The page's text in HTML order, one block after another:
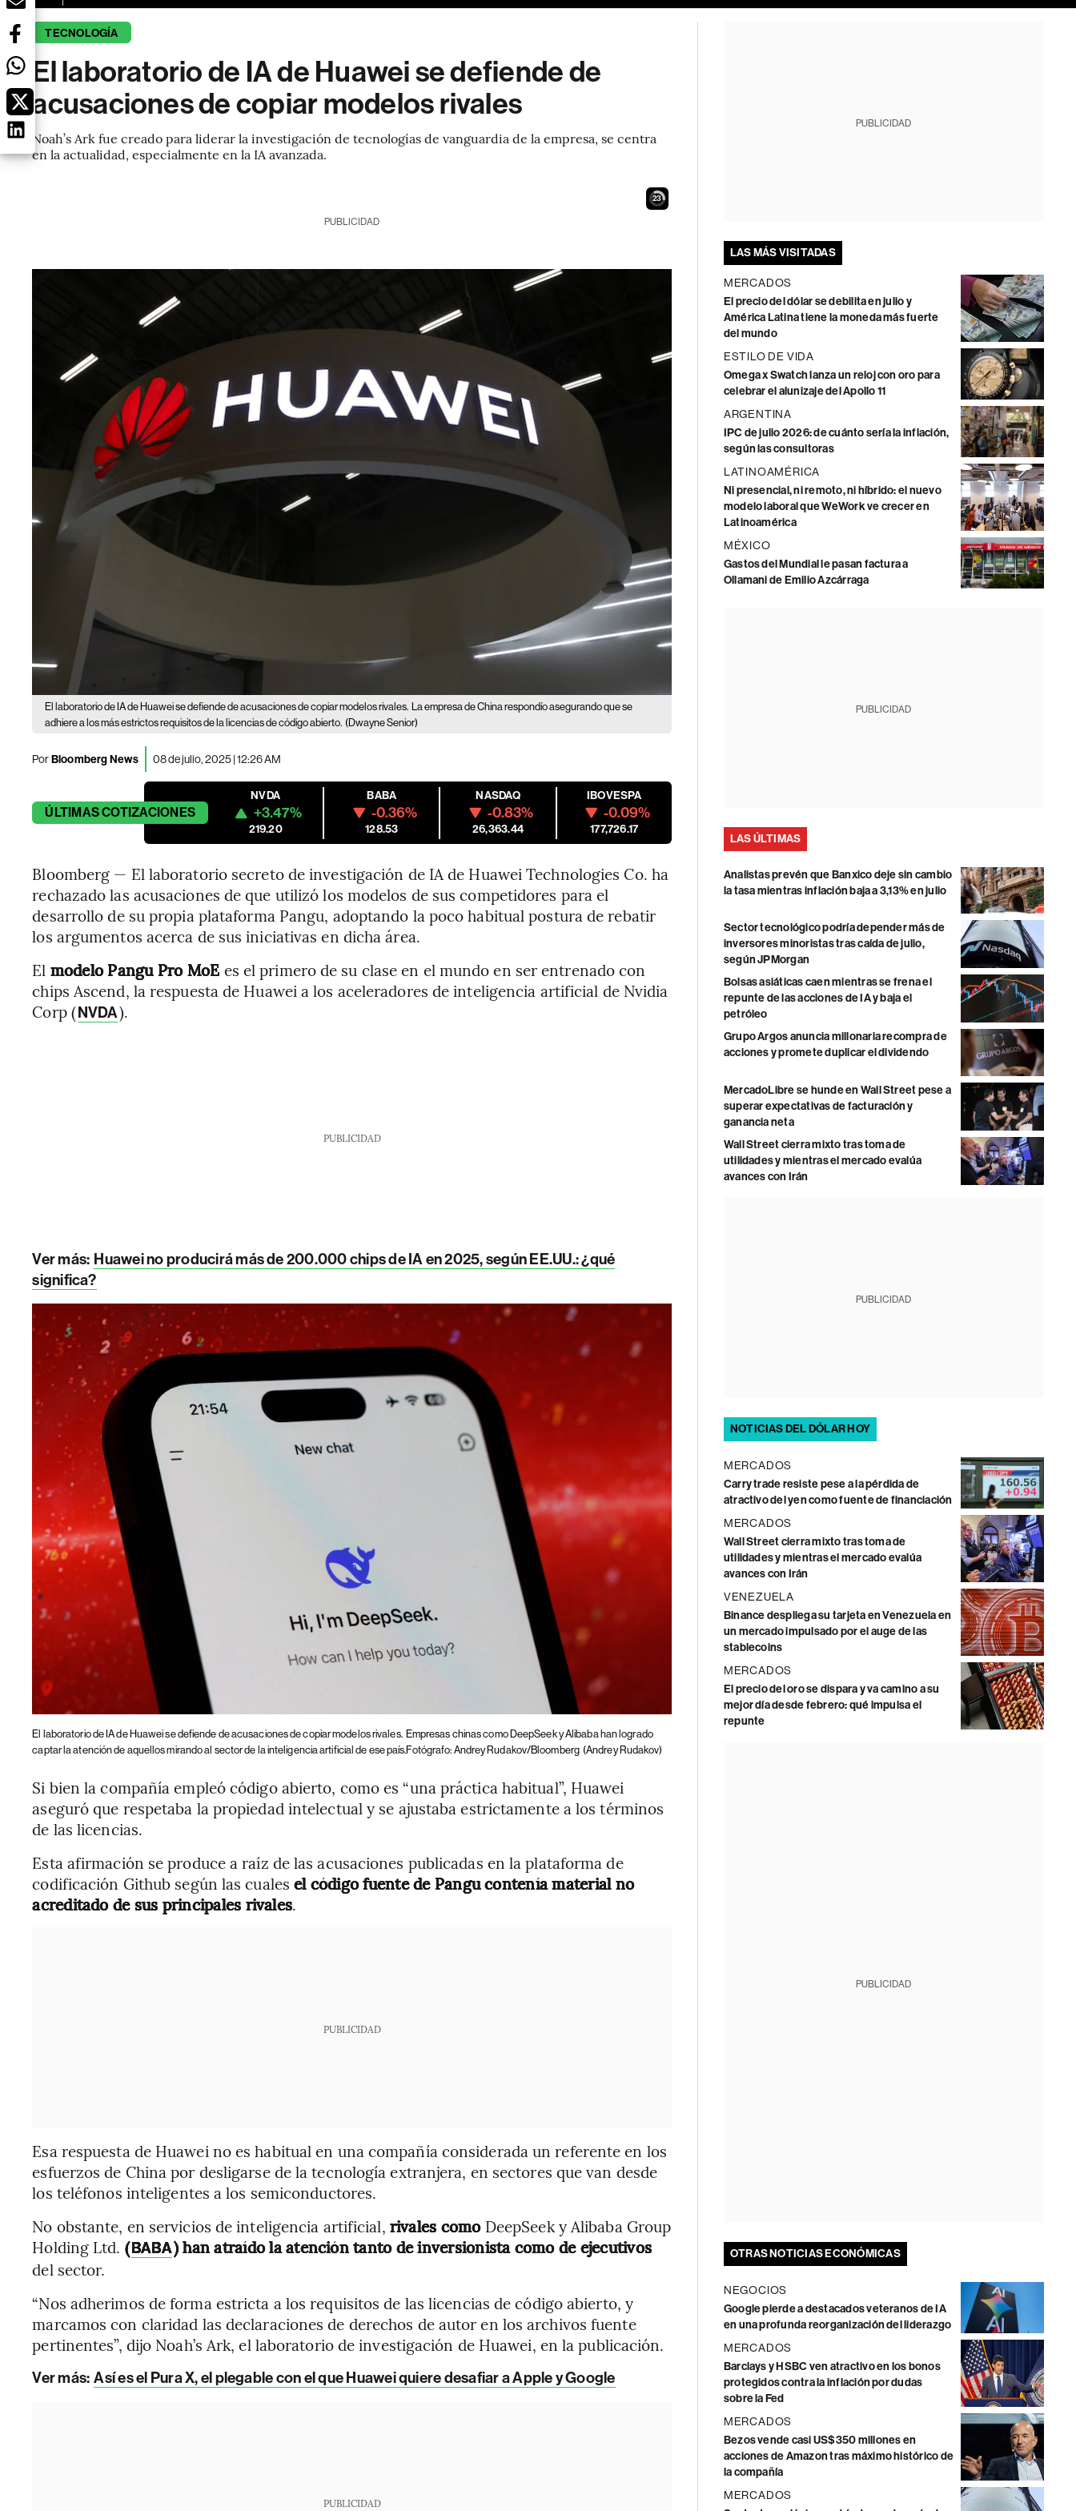
TECNOLOGÍA
El laboratorio de IA de Huawei se defiende de
acusaciones de copiar modelos rivales
Noah’s Ark fue creado para liderar la investigación de tecnologías de vanguardia de la empresa, se centra
en la actualidad, especialmente en la IA avanzada.
21
PUBLICIDAD
El laboratorio de IA de Huawei se defiende de acusaciones de copiar modelos rivales. La empresa de China respondío asegurando que se
adhiere a los más estrictos requisitos de la licencias de código abierto. (Dwayne Senior)
PorBloomberg News 08 de julio, 2025 | 12:26 AM
ÚLTIMASCOTIZACIONES
NVDA
+3.47%
219.20
BABA
-0.36%
128.53
NASDAQ
-0.83%
26,363.44
IBOVESPA
-0.09%
177,726.17
Bloomberg — El laboratorio secreto de investigación de IA de Huawei Technologies Co. ha
rechazado las acusaciones de que utilizó los modelos de sus competidores para el
desarrollo de su propia plataforma Pangu, adoptando la poco habitual postura de rebatir
los argumentos acerca de sus iniciativas en dicha área.
El modelo Pangu Pro MoE es el primero de su clase en el mundo en ser entrenado con
chips Ascend, la respuesta de Huawei a los aceleradores de inteligencia artificial de Nvidia
Corp (NVDA).
PUBLICIDAD
Ver más: Huawei no producirá más de 200.000 chips de IA en 2025, según EE.UU.: ¿qué
significa?
El laboratorio de IA de Huawei se defiende de acusaciones de copiar modelos rivales. Empresas chinas como DeepSeek y Alibaba han logrado
captar la atención de aquellos mirando al sector de la inteligencia artificial de ese país.Fotógrafo: Andrey Rudakov/Bloomberg (Andrey Rudakov)
Si bien la compañía empleó código abierto, como es “una práctica habitual”, Huawei
aseguró que respetaba la propiedad intelectual y se ajustaba estrictamente a los términos
de las licencias.
Esta afirmación se produce a raíz de las acusaciones publicadas en la plataforma de
codificación Github según las cualesel código fuente de Pangu contenía material no
acreditado de sus principales rivales.
PUBLICIDAD
Esa respuesta de Huawei no es habitual en una compañía considerada un referente en los
esfuerzos de China por desligarse de la tecnología extranjera, en sectores que van desde
los teléfonos inteligentes a los semiconductores.
No obstante, en servicios de inteligencia artificial, rivales como DeepSeek y Alibaba Group
Holding Ltd. (BABA) han atraído la atención tanto de inversionista como de ejecutivos
del sector.
“Nos adherimos de forma estricta a los requisitos de las licencias de código abierto, y
marcamos con claridad las declaraciones de derechos de autor en los archivos fuente
pertinentes”, dijo Noah’s Ark, el laboratorio de investigación de Huawei, en la publicación.
Ver más: Así es el Pura X, el plegable con el que Huawei quiere desafiar a Apple y Google
PUBLICIDAD
PUBLICIDAD
LAS MÁS VISITADAS
MERCADOS
El precio del dólar se debilita en julio y
América Latina tiene la moneda más fuerte
del mundo
ESTILO DE VIDA
Omega x Swatch lanza un reloj con oro para
celebrar el alunizaje del Apollo 11
ARGENTINA
IPC de julio 2026: de cuánto sería la inflación,
según las consultoras
LATINOAMÉRICA
Ni presencial, ni remoto, ni híbrido: el nuevo
modelo laboral que WeWork ve crecer en
Latinoamérica
MÉXICO
Gastos del Mundial le pasan factura a
Ollamani de Emilio Azcárraga
PUBLICIDAD
LAS ÚLTIMAS
Analistas prevén que Banxico deje sin cambio
la tasa mientras inflación baja a 3,13% en julio
Sector tecnológico podría depender más de
inversores minoristas tras caída de julio,
según JPMorgan
Bolsas asiáticas caen mientras se frena el
repunte de las acciones de IA y baja el
petróleo
Grupo Argos anuncia millonaria recompra de
acciones y promete duplicar el dividendo
MercadoLibre se hunde en Wall Street pese a
superar expectativas de facturación y
ganancia neta
Wall Street cierra mixto tras toma de
utilidades y mientras el mercado evalúa
avances con Irán
PUBLICIDAD
NOTICIAS DEL DÓLAR HOY
MERCADOS
Carry trade resiste pese a la pérdida de
atractivo del yen como fuente de financiación
MERCADOS
Wall Street cierra mixto tras toma de
utilidades y mientras el mercado evalúa
avances con Irán
VENEZUELA
Binance despliega su tarjeta en Venezuela en
un mercado impulsado por el auge de las
stablecoins
MERCADOS
El precio del oro se dispara y va camino a su
mejor día desde febrero: qué impulsa el
repunte
PUBLICIDAD
OTRAS NOTICIAS ECONÓMICAS
NEGOCIOS
Google pierde a destacados veteranos de IA
en una profunda reorganización del liderazgo
MERCADOS
Barclays y HSBC ven atractivo en los bonos
protegidos contra la inflación por dudas
sobre la Fed
MERCADOS
Bezos vende casi US$350 millones en
acciones de Amazon tras máximo histórico de
la compañía
MERCADOS